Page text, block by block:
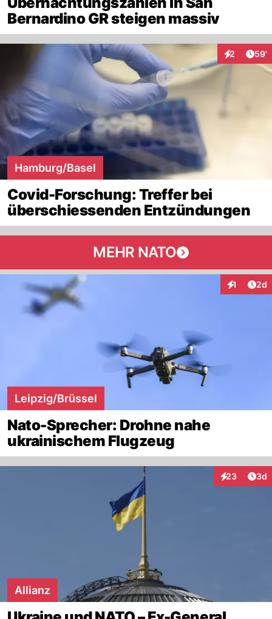
Bernardino GR steigen massiv
2 59'
Hamburg/Basel
Covid-Forschung: Treffer bei
überschiessenden Entzündungen
MEHR NATO
1 2d
Leipzig/Brüssel
Nato-Sprecher: Drohne nahe
ukrainischem Flugzeug
23
Interaktionen
3d
Allianz